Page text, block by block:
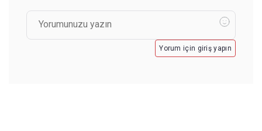
Yorum için giriş yapın